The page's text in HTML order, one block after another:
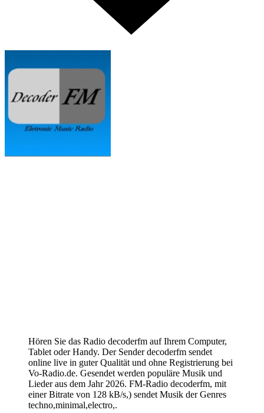
Hören Sie das Radio decoderfm auf Ihrem Computer,
Tablet oder Handy. Der Sender decoderfm sendet
online live in guter Qualität und ohne Registrierung bei
Vo-Radio.de. Gesendet werden populäre Musik und
Lieder aus dem Jahr 2026. FM-Radio decoderfm, mit
einer Bitrate von 128 kB/s,) sendet Musik der Genres
techno,minimal,electro,.